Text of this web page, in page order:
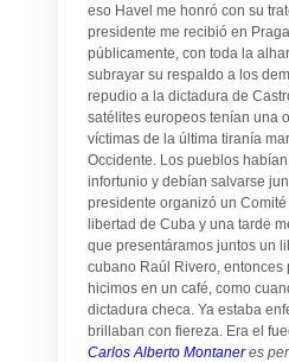
eso Havel me honró con su
presidente me recibió en
públicamente, con toda la
subrayar su respaldo a los
repudio a la dictadura de
satélites europeos tenían una
víctimas de la última tiranía
Occidente. Los pueblos
infortunio y debían salvarse
presidente organizó un
libertad de Cuba y una tarde
que presentáramos juntos un
cubano Raúl Rivero, entonces
hicimos en un café, como
dictadura checa. Ya estaba
brillaban con fiereza. Era el
Carlos Alberto Montaneres